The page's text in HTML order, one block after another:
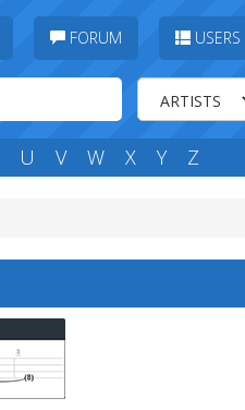
FORUM USERS
U V W X Y Z